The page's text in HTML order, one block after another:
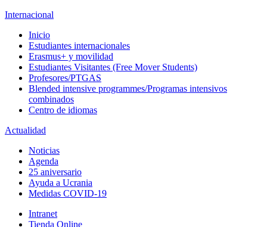
Internacional
Inicio
Estudiantes internacionales
Erasmus+ y movilidad
Estudiantes Visitantes (Free Mover Students)
Profesores/PTGAS
Blended intensive programmes/Programas intensivos
combinados
Centro de idiomas
Actualidad
Noticias
Agenda
25 aniversario
Ayuda a Ucrania
Medidas COVID-19
Intranet
Tienda Online